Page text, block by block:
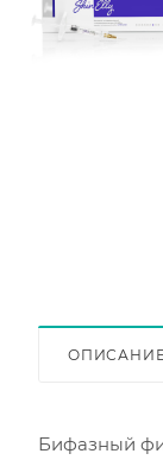
Бифазный